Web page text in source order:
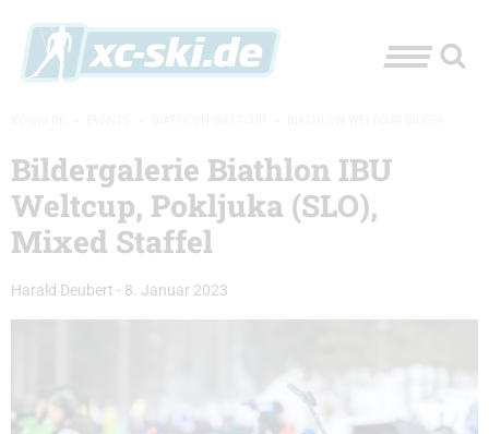
Bildergalerie Biathlon IBU
Weltcup, Pokljuka (SLO),
Mixed Staffel
Harald Deubert - 8. Januar 2023